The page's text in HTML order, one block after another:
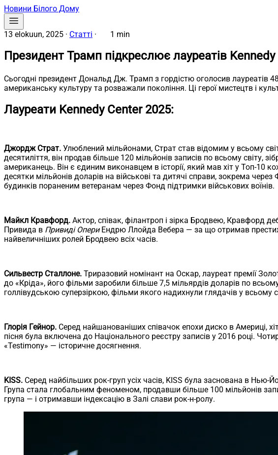
Новини Білого Дому
13 elokuun, 2025 · Статті · 1 min
Президент Трамп підкреслює лауреатів
Сьогодні президент Дональд Дж. Трамп з гордістю оголосив лауреатів
американську культуру та розважали покоління. Ці герої мистецтв і
Лауреати Kennedy Center 2025:
Джордж Страт. Улюблений мільйонами, Страт став відомим у всьому
десятиліття, він продав більше 120 мільйонів записів по всьому світу,
американець. Він є єдиним виконавцем в історії, який мав хіт у Топ-10
десятки мільйонів доларів на військові та дитячі справи, зокрема
будинків пораненим ветеранам через Фонд підтримки військових воїнів.
Майкл Кравфорд. Актор, співак, філантроп і зірка Бродвею, Кравфорд
Привида в Привиді ОпериЕндрю Ллойда Вебера — за що отримав
найвеличніших ролей Бродвею всіх часів.
Сильвестр Сталлоне. Триразовий номінант на Оскар, лауреат премії
до «Кріда», його фільми заробили більше 7,5 мільярдів доларів по
голлівудською суперзіркою, фільми якого надихнули глядачів у
Глорія Гейнор. Серед найшанованіших співачок епохи диско в Америці,
пісня була включена до Національного реєстру записів у 2016 році.
«Testimony» — історичне досягнення.
KISS. Серед найбільших рок-груп усіх часів, KISS була заснована в
Група стала глобальним феноменом, продавши більше 100 мільйонів
група — і отримавши індексацію в Залі слави рок-н-ролу.